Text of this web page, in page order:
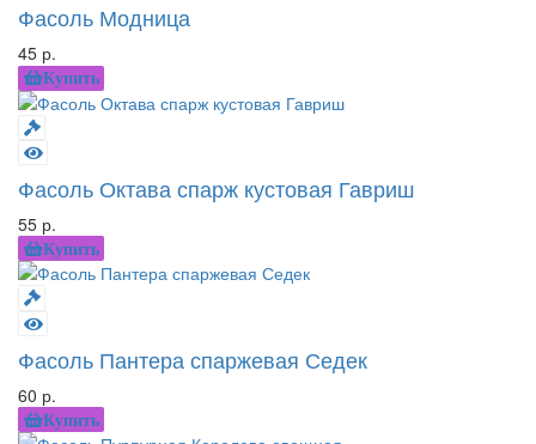
Фасоль Модница
45 р.
Купить
Фасоль Октава спарж кустовая Гавриш
55 р.
Купить
Фасоль Пантера спаржевая Седек
60 р.
Купить